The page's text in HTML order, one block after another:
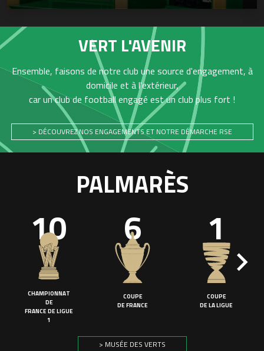
VERT L'AVENIR
Ensemble, faisons de notre club une source d'engagement, à
domicile et à l'extérieur,
car un club de football engagé est un club plus fort !
> DÉCOUVREZ NOS ENGAGEMENTS ET NOTRE DÉMARCHE RSE
PALMARÈS
10
CHAMPIONNAT
DE
FRANCE DE LIGUE
1
6
COUPE
DE FRANCE
1
COUPE
DE LA LIGUE
> MUSÉE DES VERTS